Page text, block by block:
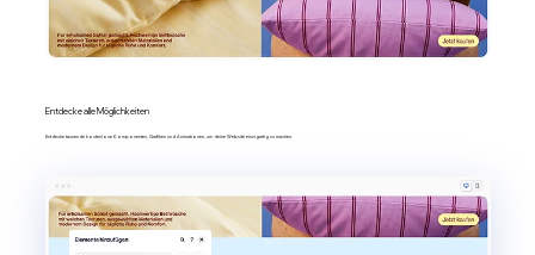
Entdecke alle Möglichkeiten
Entdecke tausende kostenlose Komponenten, Grafiken und Animationen, um deine Website einzigartig zu machen.